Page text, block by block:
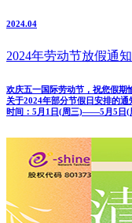
2024.04
2024年劳动节放假通知
欢庆五一国际劳动节，祝您假期
关于2024年部分节假日安排的
时间：5月1日(周三)——5月5日(